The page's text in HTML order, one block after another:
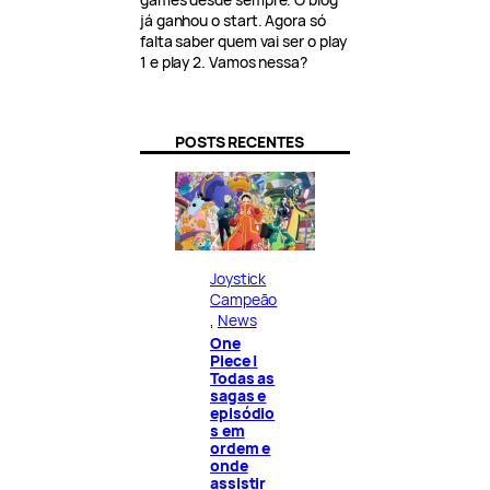
já ganhou o start. Agora só
falta saber quem vai ser o play
1 e play 2. Vamos nessa?
POSTS RECENTES
Joystick
Campeão
News
One
Piece |
Todas as
sagas e
episódio
s em
ordem e
onde
assistir